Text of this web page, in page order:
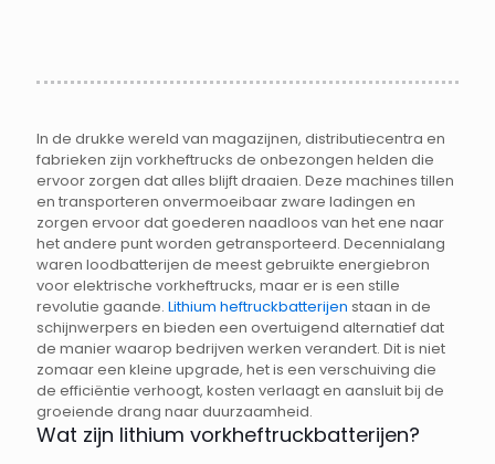
In de drukke wereld van magazijnen, distributiecentra en
fabrieken zijn vorkheftrucks de onbezongen helden die
ervoor zorgen dat alles blijft draaien. Deze machines tillen
en transporteren onvermoeibaar zware ladingen en
zorgen ervoor dat goederen naadloos van het ene naar
het andere punt worden getransporteerd. Decennialang
waren loodbatterijen de meest gebruikte energiebron
voor elektrische vorkheftrucks, maar er is een stille
revolutie gaande. Lithium heftruckbatterijen staan in de
schijnwerpers en bieden een overtuigend alternatief dat
de manier waarop bedrijven werken verandert. Dit is niet
zomaar een kleine upgrade, het is een verschuiving die
de efficiëntie verhoogt, kosten verlaagt en aansluit bij de
groeiende drang naar duurzaamheid.
Wat zijn lithium vorkheftruckbatterijen?